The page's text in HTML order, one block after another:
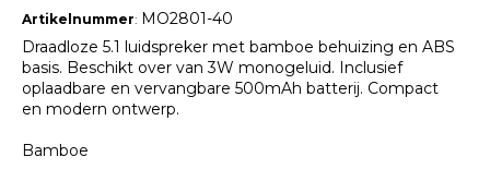
Artikelnummer: MO2801-40
Draadloze 5.1 luidspreker met bamboe behuizing en ABS
basis. Beschikt over van 3W monogeluid. Inclusief
oplaadbare en vervangbare 500mAh batterij. Compact
en modern ontwerp.
Bamboe